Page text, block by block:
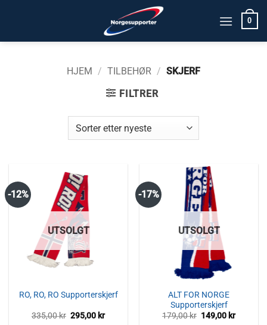
0
HJEM / TILBEHØR / SKJERF
FILTRER
-12%
UTSOLGT
RO, RO, RO Supporterskjerf
335,00kr Opprinnelig
295,00 krNåværende
-17%
UTSOLGT
ALT FOR NORGE
Supporterskjerf
179,00kr Opprinnelig
149,00 kr